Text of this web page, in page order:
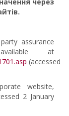
assurance
at
(accessed
website,
2 January